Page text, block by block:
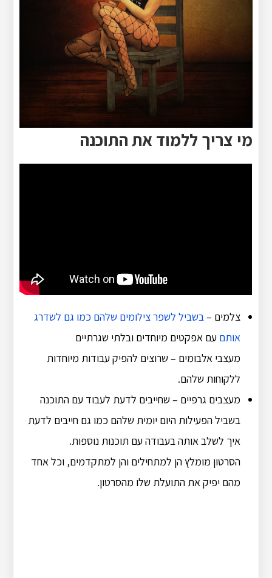
מי צריך ללמוד את התוכנה
צלמים –בשביל לשפר צילומים שלהם כמו גם לשדרג
אותם עם אפקטים מיוחדים ובלתי שגרתיים
מעצבי אלבומים – שרוצים להפיק עבודות מיוחדות
ללקוחות שלהם.
מעצבים גרפיים – שחייבים לדעת לעבוד עם התוכנה
בשביל הפעילות היום יומית שלהם כמו גם חייבים לדעת
איך לשלב אותה בעבודה עם תוכנות נוספות.
הסרטון מומלץ הן למתחילים והן למתקדמים, וכל אחד
מהם יפיק את התועלת שלו מהסרטון.